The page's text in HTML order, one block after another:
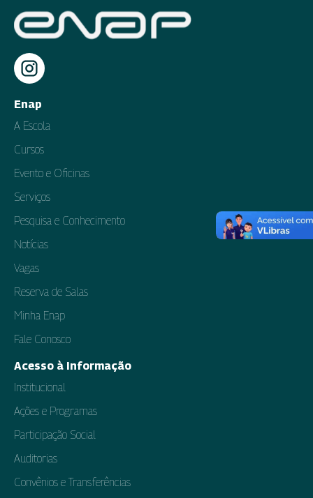
Enap
A Escola
Cursos
Evento e Oficinas
Serviços
Pesquisa e Conhecimento
Notícias
Vagas
Reserva de Salas
Minha Enap
Fale Conosco
Acesso à Informação
Institucional
Ações e Programas
Participação Social
Auditorias
Convênios e Transferências